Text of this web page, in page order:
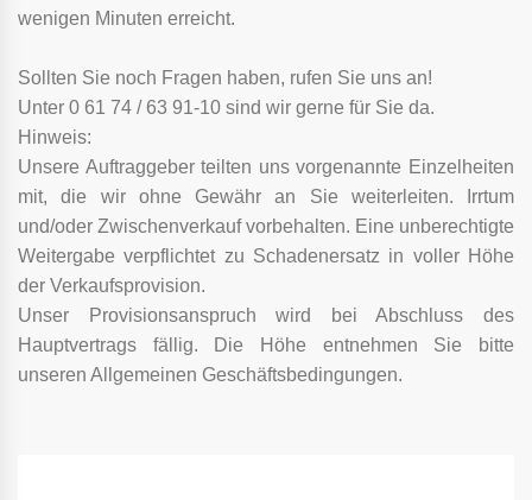
wenigen Minuten erreicht.
Sollten Sie noch Fragen haben, rufen Sie uns an!
Unter 0 61 74 / 63 91-10 sind wir gerne für Sie da.
Hinweis:
Unsere Auftraggeber teilten uns vorgenannte Einzelheiten
mit, die wir ohne Gewähr an Sie weiterleiten. Irrtum
und/oder Zwischenverkauf vorbehalten. Eine unberechtigte
Weitergabe verpflichtet zu Schadenersatz in voller Höhe
der Verkaufsprovision.
Unser Provisionsanspruch wird bei Abschluss des
Hauptvertrags fällig. Die Höhe entnehmen Sie bitte
unseren Allgemeinen Geschäftsbedingungen.